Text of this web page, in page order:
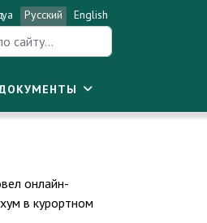
Русский
English
Искать...
онлайн-
в курортном